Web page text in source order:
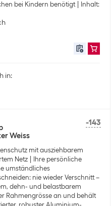
bei Kindern benötigt
Inhalt:
in:
-143
Weiss
mit ausziehbarem
Netz
Ihre persönliche
umständliches
nie wieder Verschnitt –
dehn- und belastbarem
Rahmengrösse an und behält